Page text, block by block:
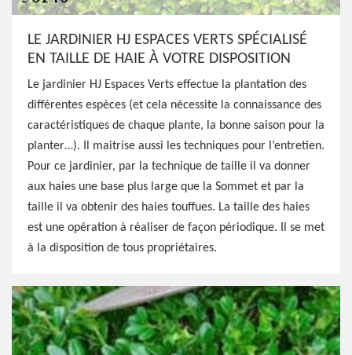
LE JARDINIER HJ ESPACES VERTS SPÉCIALISÉ
EN TAILLE DE HAIE À VOTRE DISPOSITION
Le jardinier HJ Espaces Verts effectue la plantation des
différentes espèces (et cela nécessite la connaissance des
caractéristiques de chaque plante, la bonne saison pour la
planter…). Il maitrise aussi les techniques pour l’entretien.
Pour ce jardinier, par la technique de taille il va donner
aux haies une base plus large que la Sommet et par la
taille il va obtenir des haies touffues. La taille des haies
est une opération à réaliser de façon périodique. Il se met
à la disposition de tous propriétaires.